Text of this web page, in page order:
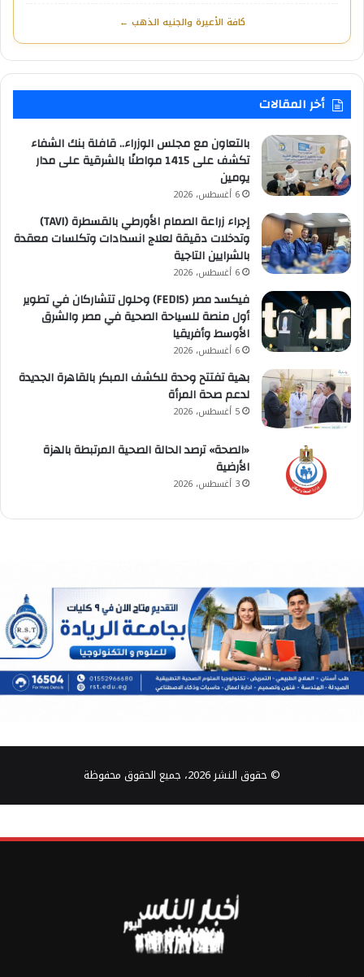
كافة الأعيرة والجنيه الذهب ←
أخر المقالات
بالتعاون مع مجلس الوزراء.. قافلة بنك الشفاء
تكشف على 1415 مواطنًا بالشرقية على مدار
يومين
6 أغسطس، 2026
إجراء زراعة الصمام الأورطي بالقسطرة (TAVI)
وتدخلات دقيقة لعلاج انسدادات وتكلسات معقدة
بالشرايين التاجية
6 أغسطس، 2026
فيكسد مصر (FEDIS) وحلول تتشاركان في تطوير
أول منصة للسياحة الصحية في مصر والشرق
الأوسط وأفريقيا
6 أغسطس، 2026
بهية تفتتح وحدة للكشف المبكر بالقاهرة الجديدة
لدعم صحة المرأة
5 أغسطس، 2026
«الصحة» ترصد الحالة الصحية المرتبطة بالهزة
الأرضية
3 أغسطس، 2026
© حقوق النشر 2026، جميع الحقوق محفوظة